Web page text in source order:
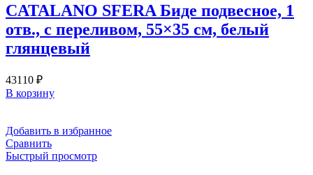
CATALANO SFERA Биде подвесное, 1
отв., с переливом, 55×35 см, белый
глянцевый
43110 ₽
В корзину
Добавить в избранное
Сравнить
Быстрый просмотр